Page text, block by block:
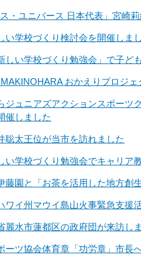
ス・ユニバース 日本代表」宮崎
い学校づくり検討会を開催しま
しい学校づくり勉強会」で子ど
おかえりプロジ
ジュニアズアクションスポー
催しました
聡太王位が当市を訪れました
い学校づくり勉強会でキャリア
藤園と「お茶を活用した地方創
ワイ州マウイ島山火事緊急支援
麗水市蓮都区の政府団が来訪し
ーツ協会体育章「功労章」市長